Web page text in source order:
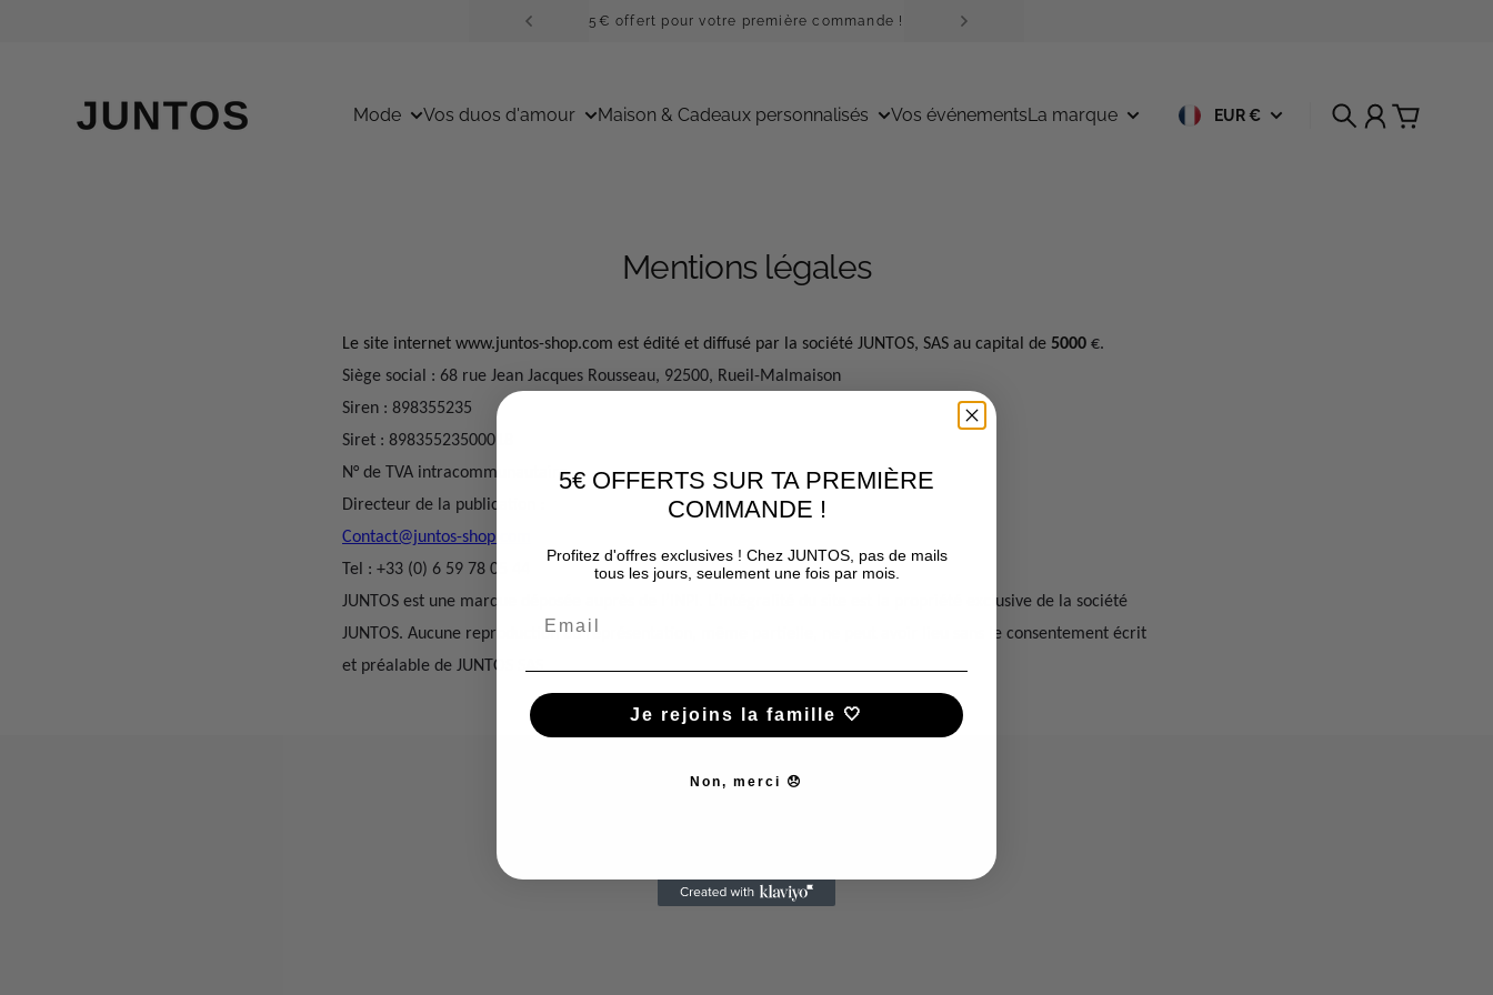
5€ offert pour votre première commande !
Mode Vos duos d'amour Maison & Cadeaux personnalisés Vos événementsLa marque EUR €
Recherche
ComptePanier
Mentions légales
Le site internet www.juntos-shop.com est édité et diffusé par la société JUNTOS, SAS au capital de 5000 €.
Siège social : 68 rue Jean Jacques Rousseau, 92500, Rueil-Malmaison
Siren : 898355235
Siret : 89835523500018
N° de TVA intracommunautaire :
Directeur de la publication :
Contact@juntos-shop.com
Tel : +33 (0) 6 59 78 05 44
JUNTOS est une marque déposée auprès de l’INPI. L’intégralité du site est la propriété exclusive de la société
JUNTOS. Aucune reproduction ou représentation, même partielle, ne peut avoir lieu sans le consentement écrit
et préalable de JUNTOS SAS.
5€ OFFERTS SUR TA PREMIÈRE
COMMANDE !
Profitez d'offres exclusives ! Chez JUNTOS, pas de mails
tous les jours, seulement une fois par mois.
Je rejoins la famille 🤍
Non, merci 😞